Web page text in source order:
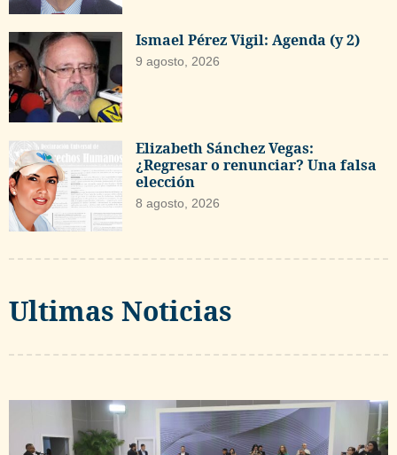
Ismael Pérez Vigil: Agenda (y 2)
9 agosto, 2026
Elizabeth Sánchez Vegas:
¿Regresar o renunciar? Una falsa
elección
8 agosto, 2026
Ultimas Noticias